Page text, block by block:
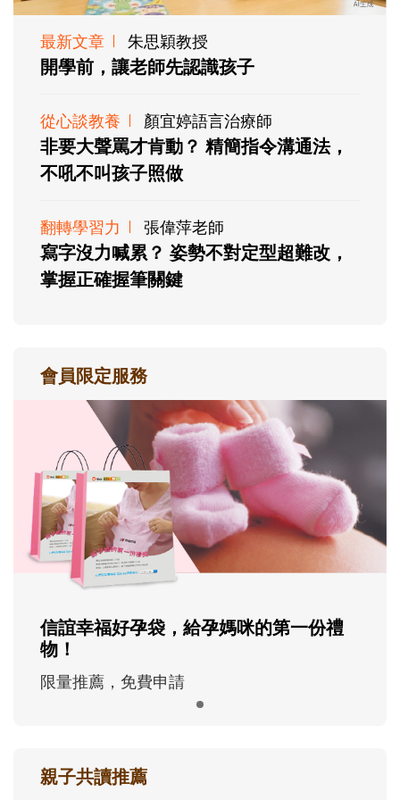
最新文章 朱思穎教授
開學前，讓老師先認識孩子
從心談教養 顏宜婷語言治療師
非要大聲罵才肯動？ 精簡指令溝通法，
不吼不叫孩子照做
翻轉學習力 張偉萍老師
寫字沒力喊累？ 姿勢不對定型超難改，
掌握正確握筆關鍵
會員限定服務
信誼幸福好孕袋，給孕媽咪的第一份禮
物！
限量推薦，免費申請
親子共讀推薦